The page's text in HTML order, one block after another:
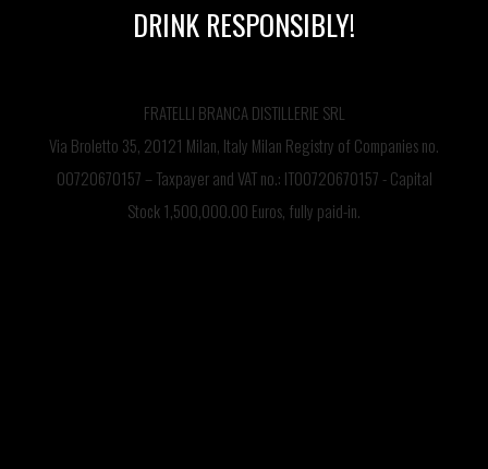
DRINK RESPONSIBLY!
FRATELLI BRANCA DISTILLERIE SRL
Via Broletto 35, 20121 Milan, Italy Milan Registry of Companies no.
00720670157 – Taxpayer and VAT no.: IT00720670157 - Capital
Stock 1,500,000.00 Euros, fully paid-in.